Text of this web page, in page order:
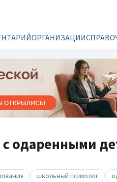
ОРГАНИЗАЦИИ
одаренными
школьный психолог